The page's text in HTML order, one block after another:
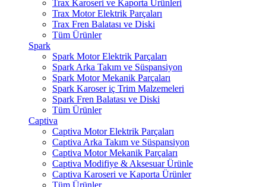
Trax Karoseri ve Kaporta Ürünleri
Trax Motor Elektrik Parçaları
Trax Fren Balatası ve Diski
Tüm Ürünler
Spark
Spark Motor Elektrik Parçaları
Spark Arka Takım ve Süspansiyon
Spark Motor Mekanik Parçaları
Spark Karoser iç Trim Malzemeleri
Spark Fren Balatası ve Diski
Tüm Ürünler
Captiva
Captiva Motor Elektrik Parçaları
Captiva Arka Takım ve Süspansiyon
Captiva Motor Mekanik Parçaları
Captiva Modifiye & Aksesuar Ürünle
Captiva Karoseri ve Kaporta Ürünler
Tüm Ürünler